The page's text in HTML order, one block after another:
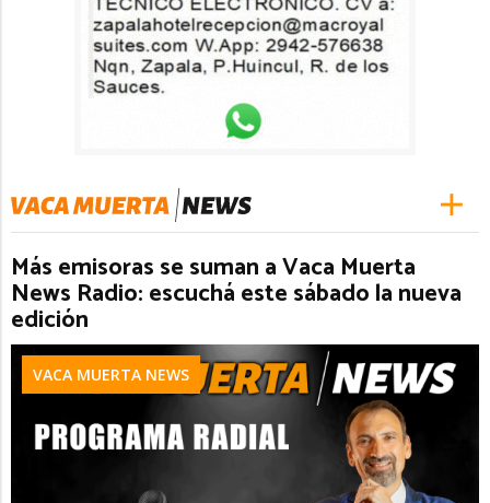
Más emisoras se suman a Vaca Muerta
News Radio: escuchá este sábado la nueva
edición
VACA MUERTA NEWS